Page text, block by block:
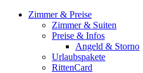
Zimmer & Preise
Zimmer & Suiten
Preise & Infos
Angeld & Storno
Urlaubspakete
RittenCard